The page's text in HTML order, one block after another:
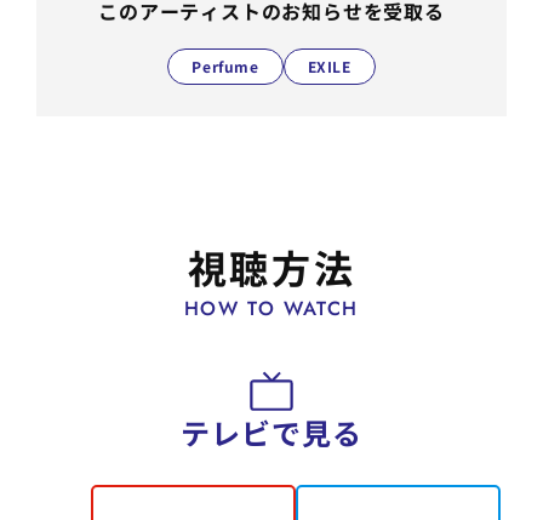
このアーティストのお知らせを受取る
Perfume EXILE
視聴方法
HOW TO WATCH
テレビで見る